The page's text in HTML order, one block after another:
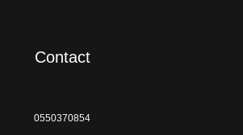
Contact
0550370854